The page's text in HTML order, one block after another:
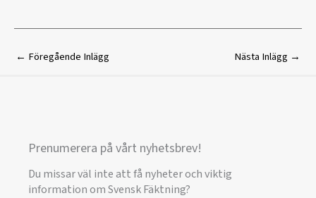
← Föregående Inlägg Nästa Inlägg →
Prenumerera på vårt nyhetsbrev!
Du missar väl inte att få nyheter och viktig
information om Svensk Fäktning?